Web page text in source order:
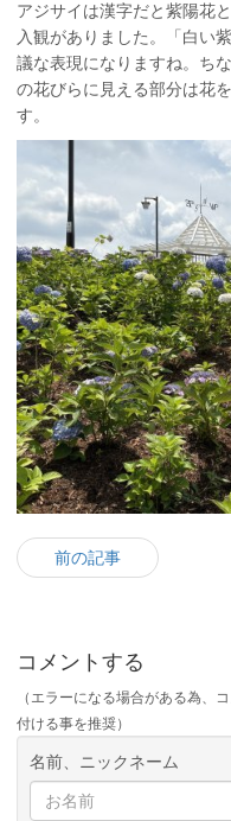
アジサイは漢字だと紫陽花
入観がありました。「白い
議な表現になりますね。ち
の花びらに見える部分は花
す。
前の記事
コメントする
（エラーになる場合がある為、
付ける事を推奨）
名前、ニックネーム